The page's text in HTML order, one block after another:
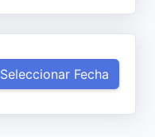
Seleccionar Fecha